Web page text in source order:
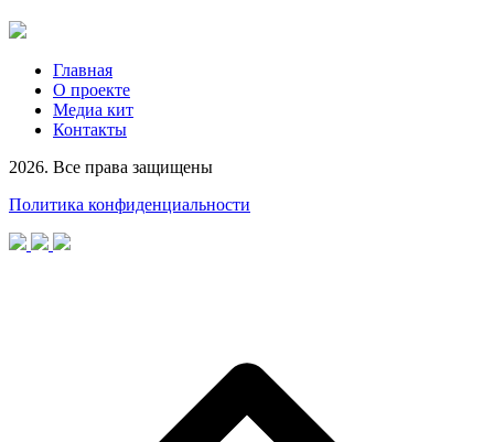
Главная
О проекте
Медиа кит
Контакты
2026. Все права защищены
Политика конфиденциальности